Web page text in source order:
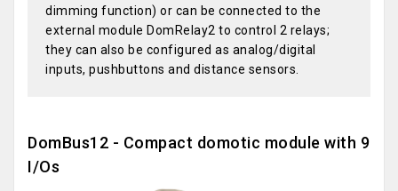
dimming function) or can be connected to the
external module DomRelay2 to control 2 relays;
they can also be configured as analog/digital
inputs, pushbuttons and distance sensors.
DomBus12 - Compact domotic module with 9
I/Os